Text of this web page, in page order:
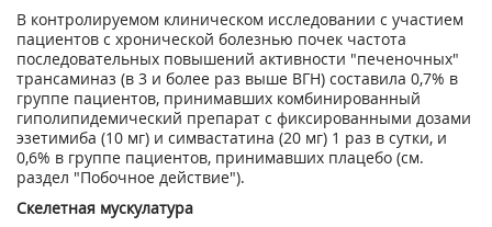
В контролируемом клиническом исследовании с участием
пациентов с хронической болезнью почек частота
последовательных повышений активности "печеночных"
трансаминаз (в 3 и более раз выше ВГН) составила 0,7% в
группе пациентов, принимавших комбинированный
гиполипидемический препарат с фиксированными дозами
эзетимиба (10 мг) и симвастатина (20 мг) 1 раз в сутки, и
0,6% в группе пациентов, принимавших плацебо (см.
раздел "Побочное действие").
Скелетная мускулатура